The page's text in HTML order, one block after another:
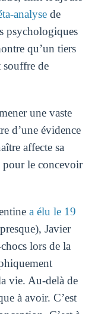
analysede
psychologiques
qu’un tiers
souffre de
une vaste
d’une évidence
affecte sa
pour le concevoir
a élu le 19
Javier
lors de la
vie. Au-delà de
à avoir. C’est